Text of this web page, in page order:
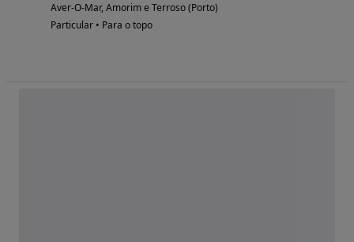
Aver-O-Mar, Amorim e Terroso (Porto)
Particular • Para o topo